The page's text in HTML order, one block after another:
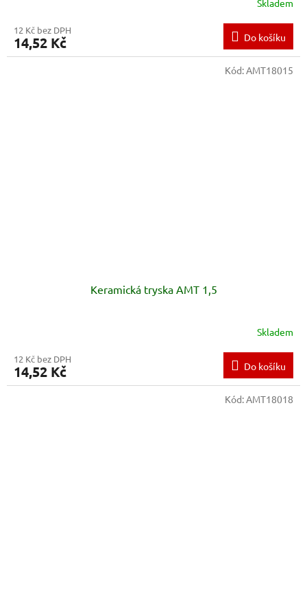
Skladem
12 Kč bez DPH
14,52 Kč Do košíku
Keramická tryska AMT 1,5
Skladem
12 Kč bez DPH
14,52 Kč Do košíku
Kód:AMT18015
Kód: AMT18018